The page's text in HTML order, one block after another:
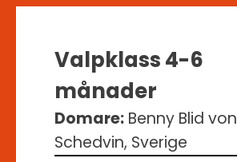
Valpklass 4-6
månader
Domare: Benny Blid von
Schedvin, Sverige